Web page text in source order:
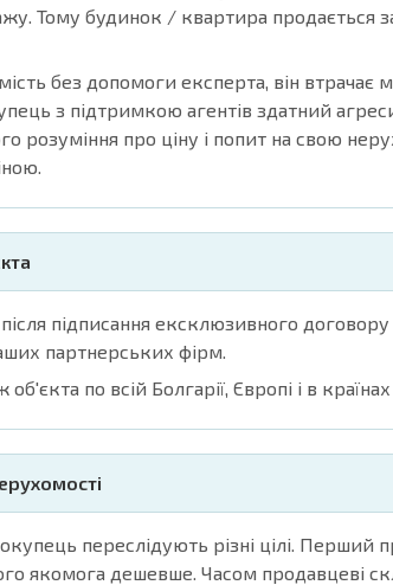
Тому будинок / квартира продається
без допомоги експерта, він втрачає
з підтримкою агентів здатний
розуміння про ціну і попит на свою
підписання ексклюзивного
партнерських фірм.
по всій Болгарії, Європі і в
переслідують різні цілі. Перший
якомога дешевше. Часом продавцеві